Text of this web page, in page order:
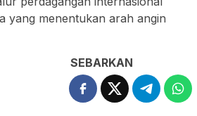
yang menentukan arah angin
SEBARKAN